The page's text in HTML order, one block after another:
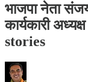
भाजपा नेता
कार्यकारी
stories